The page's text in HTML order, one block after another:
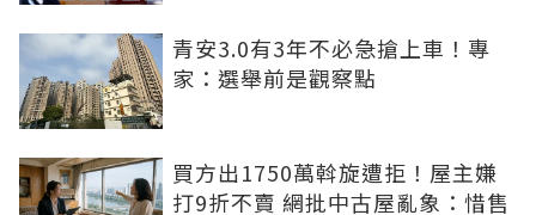
青安3.0有3年不必急搶上車！專
家：選舉前是觀察點
買方出1750萬斡旋遭拒！屋主嫌
打9折不賣 網批中古屋亂象：惜售